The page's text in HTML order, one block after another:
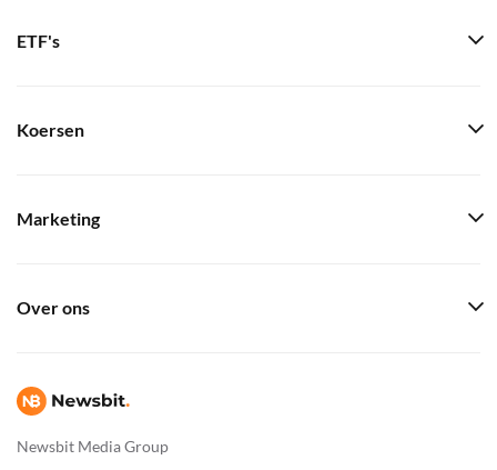
Newsbit Media Group
ETF's
Koersen
Marketing
Over ons